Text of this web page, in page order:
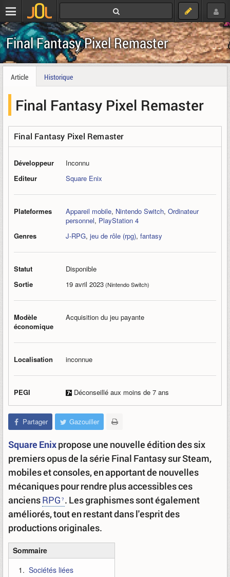
Final Fantasy Pixel Remaster
Article Historique
Final Fantasy Pixel Remaster
Final Fantasy Pixel Remaster
Développeur
Inconnu
Editeur
Square Enix
Plateformes Appareil mobile, Nintendo Switch, Ordinateur
personnel, PlayStation 4
Genres
J-RPG, jeu de rôle (rpg), fantasy
Statut
Disponible
Sortie
19 avril 2023(Nintendo Switch)
Modèle
économique
Acquisition du jeu payante
Localisation inconnue
PEGI Déconseillé aux moins de 7 ans
Partager Gazouiller
Square Enixpropose une nouvelle édition des six
premiers opus de la série Final Fantasy sur Steam,
mobiles et consoles, en apportant de nouvelles
mécaniques pour rendre plus accessibles ces
anciensRPG . Les graphismes sont également
améliorés, tout en restant dans l'esprit des
productions originales.
Sommaire
Sociétés liées